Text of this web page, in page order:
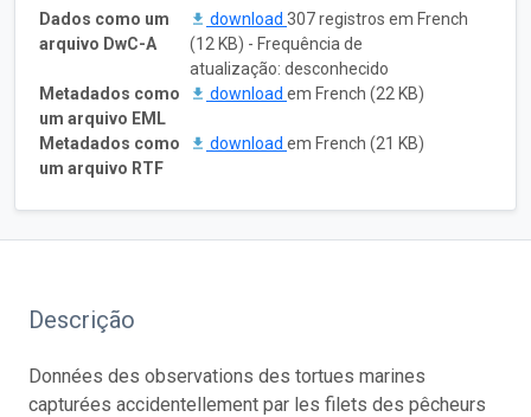
Dados como um
arquivo DwC-A
download 307 registros em French
(12 KB) - Frequência de
atualização: desconhecido
Metadados como
um arquivo EML
download em French (22 KB)
Metadados como
um arquivo RTF
download em French (21 KB)
Descrição
Données des observations des tortues marines
capturées accidentellement par les filets des pêcheurs